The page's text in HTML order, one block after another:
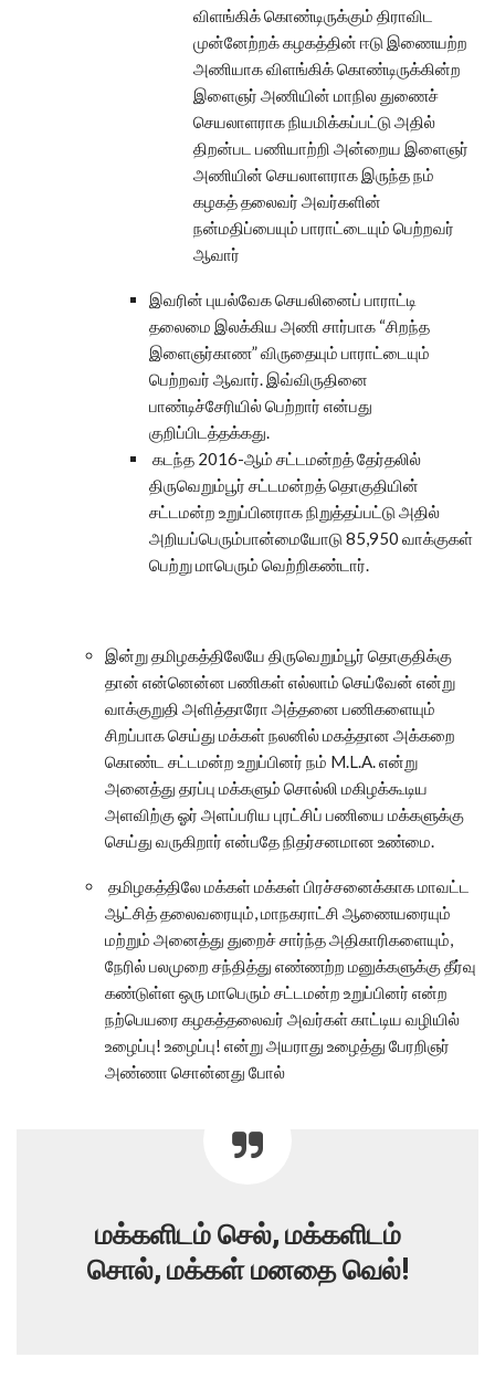
விளங்கிக் கொண்டிருக்கும் திராவிட
முன்னேற்றக் கழகத்தின் ஈடு இணையற்ற
அணியாக விளங்கிக் கொண்டிருக்கின்ற
இளைஞர் அணியின் மாநில துணைச்
செயலாளராக நியமிக்கப்பட்டு அதில்
திறன்பட பணியாற்றி அன்றைய இளைஞர்
அணியின் செயலாளராக இருந்த நம்
கழகத் தலைவர் அவர்களின்
நன்மதிப்பையும் பாராட்டையும் பெற்றவர்
ஆவார்
இவரின் புயல்வேக செயலினைப் பாராட்டி
தலைமை இலக்கிய அணி சார்பாக “சிறந்த
இளைஞர்காண” விருதையும் பாராட்டையும்
பெற்றவர் ஆவார். இவ்விருதினை
பாண்டிச்சேரியில் பெற்றார் என்பது
குறிப்பிடத்தக்கது.
கடந்த 2016-ஆம் சட்டமன்றத் தேர்தலில்
திருவெறும்பூர் சட்டமன்றத் தொகுதியின்
சட்டமன்ற உறுப்பினராக நிறுத்தப்பட்டு அதில்
அறியப்பெரும்பான்மையோடு 85,950 வாக்குகள்
பெற்று மாபெரும் வெற்றிகண்டார்.
இன்று தமிழகத்திலேயே திருவெறும்பூர் தொகுதிக்கு
தான் என்னென்ன பணிகள் எல்லாம் செய்வேன் என்று
வாக்குறுதி அளித்தாரோ அத்தனை பணிகளையும்
சிறப்பாக செய்து மக்கள் நலனில் மகத்தான அக்கறை
கொண்ட சட்டமன்ற உறுப்பினர் நம் M.L.A. என்று
அனைத்து தரப்பு மக்களும் சொல்லி மகிழக்கூடிய
அளவிற்கு ஓர் அளப்பரிய புரட்சிப் பணியை மக்களுக்கு
செய்து வருகிறார் என்பதே நிதர்சனமான உண்மை.
தமிழகத்திலே மக்கள் மக்கள் பிரச்சனைக்காக மாவட்ட
ஆட்சித் தலைவரையும், மாநகராட்சி ஆணையரையும்
மற்றும் அனைத்து துறைச் சார்ந்த அதிகாரிகளையும்,
நேரில் பலமுறை சந்தித்து எண்ணற்ற மனுக்களுக்கு தீர்வு
கண்டுள்ள ஒரு மாபெரும் சட்டமன்ற உறுப்பினர் என்ற
நற்பெயரை கழகத்தலைவர் அவர்கள் காட்டிய வழியில்
உழைப்பு! உழைப்பு! என்று அயராது உழைத்து பேரறிஞர்
அண்ணா சொன்னது போல்
மக்களிடம் செல், மக்களிடம்
சொல், மக்கள் மனதை வெல்!